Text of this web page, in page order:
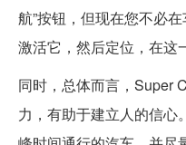
航”按钮，但现在您不必
激活它，然后定位，在这
同时，总体而言，Super
力，有助于建立人的信心